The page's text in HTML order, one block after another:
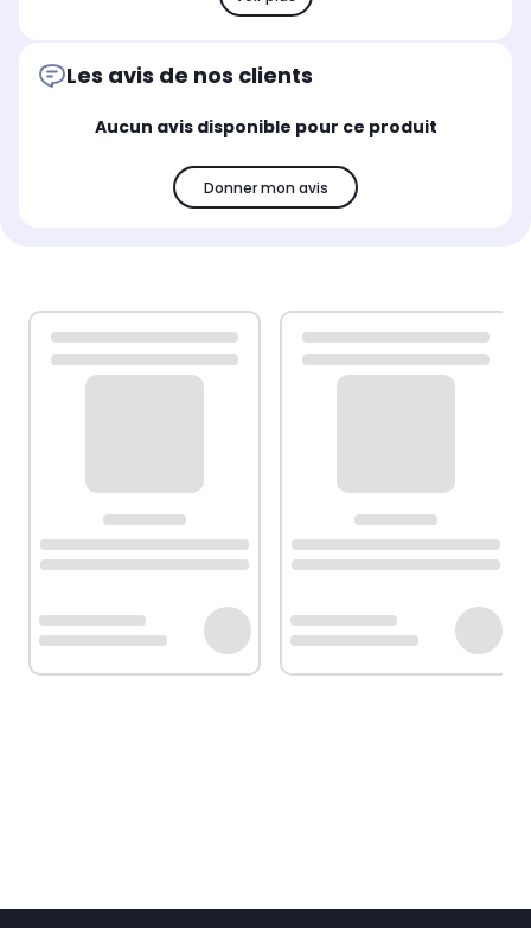
Les avis de nos clients
Aucun avis disponible pour ce produit
Donner mon avis